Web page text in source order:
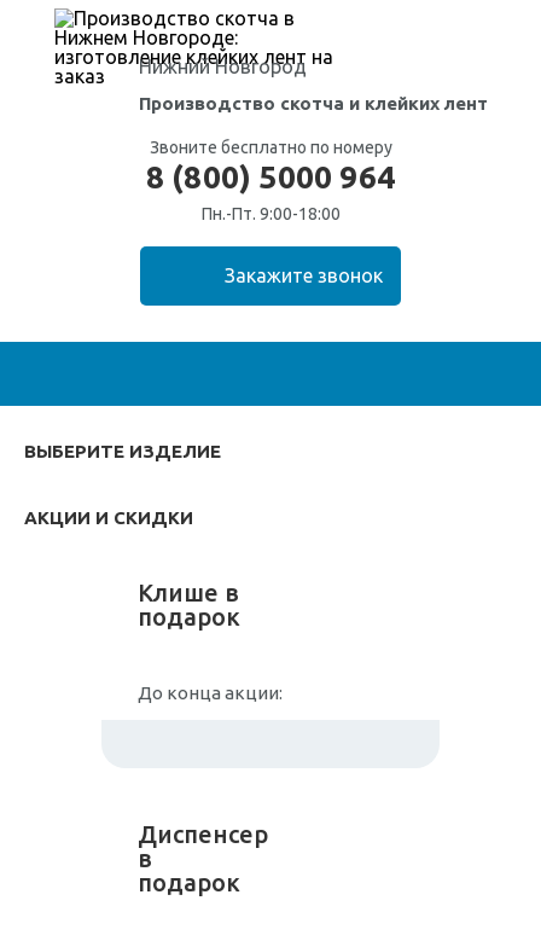
Нижний Новгород
Производство скотча и клейких лент
Звоните бесплатно по номеру
8 (800) 5000 964
Пн.-Пт. 9:00-18:00
ВЫБЕРИТЕ ИЗДЕЛИЕ
АКЦИИ И СКИДКИ
Клише в
подарок
До конца акции:
Диспенсер
в
подарок